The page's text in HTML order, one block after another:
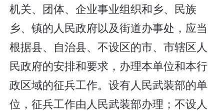
机关、团体、企业事业组织和乡、民族
乡、镇的人民政府以及街道办事处，应当
根据县、自治县、不设区的市、市辖区人
民政府的安排和要求，办理本单位和本行
政区域的征兵工作。设有人民武装部的单
位，征兵工作由人民武装部办理；不设人